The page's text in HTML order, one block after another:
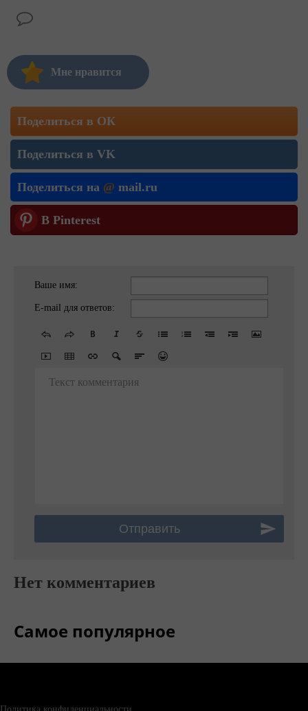
Мне нравится
Поделиться в ОК
Поделиться в VK
Поделиться на @ mail.ru
В Pinterest
Ваше имя:
E-mail для ответов:
Текст комментария
Нет комментариев
Самое популярное